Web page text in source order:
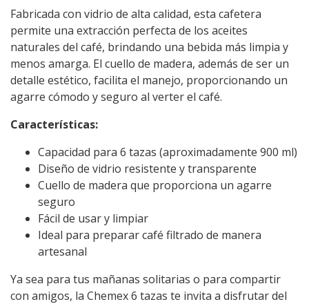
Fabricada con vidrio de alta calidad, esta cafetera
permite una extracción perfecta de los aceites
naturales del café, brindando una bebida más limpia y
menos amarga. El cuello de madera, además de ser un
detalle estético, facilita el manejo, proporcionando un
agarre cómodo y seguro al verter el café.
Características:
Capacidad para 6 tazas (aproximadamente 900 ml)
Diseño de vidrio resistente y transparente
Cuello de madera que proporciona un agarre
seguro
Fácil de usar y limpiar
Ideal para preparar café filtrado de manera
artesanal
Ya sea para tus mañanas solitarias o para compartir
con amigos, la Chemex 6 tazas te invita a disfrutar del